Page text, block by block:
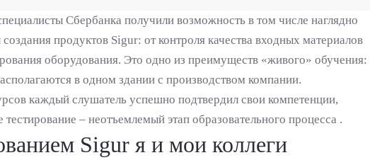
Сбербанка получили возможность в том числе наглядно
создания продуктов Sigur: от контроля качества входных материалов
оборудования. Это одно из преимуществ «живого» обучения:
в одном здании с производством компании.
каждый слушатель успешно подтвердил свои компетенции,
– неотъемлемый этап образовательного процесса .
Sigur я и мои коллеги